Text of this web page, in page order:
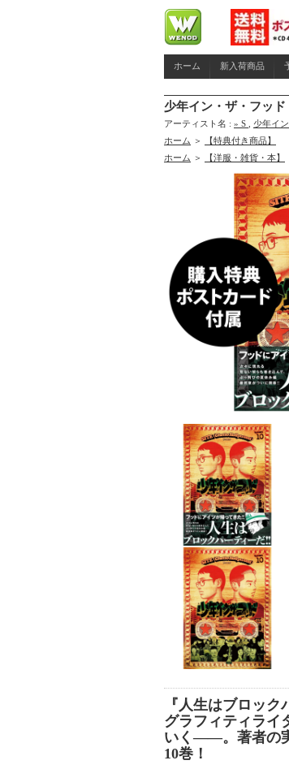
ホーム 新入荷商品
少年イン・ザ・フッド
アーティスト名 : » S
少年イ
ホーム ＞
【特典付き商品】
ホーム ＞ 【洋服・雑貨・本】
『人生はブロッ
グラフィティライ
いく――。著者の
10巻！